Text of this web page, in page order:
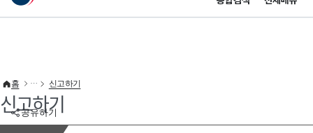
이 누리집은 대한민국 공식 전자정부 누리집입니다.
공유하기
홈 신고하기
신고하기